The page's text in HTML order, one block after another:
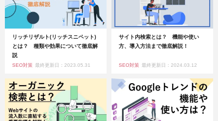
リッチリザルト(リッチスニペット)
とは？ 種類や効果について徹底解
説
SEO対策 最終更新日：2023.05.31
サイト内検索とは？ 機能や使い
方、導入方法まで徹底解説！
SEO対策 最終更新日：2024.03.12